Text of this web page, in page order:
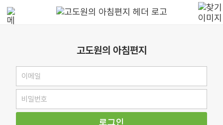
고도원의 아침편지
로그인